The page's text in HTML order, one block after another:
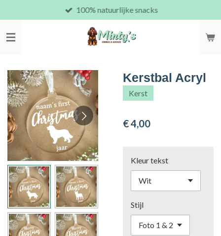
direct
naar
100% natuurlijke snacks
Kerstbal Acryl
Kerst
€ 4,00
Kleur tekst
Stijl